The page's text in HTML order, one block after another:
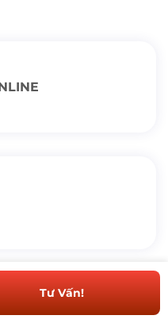
Tư Vấn!